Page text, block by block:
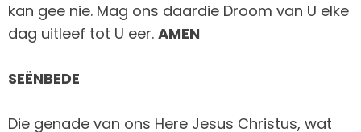
kan gee nie. Mag ons daardie Droom van U elke
dag uitleef tot U eer. AMEN
SEËNBEDE
Die genade van ons Here Jesus Christus, wat